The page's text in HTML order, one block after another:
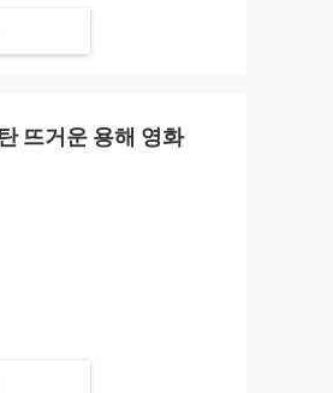
뜨거운 용해 영화